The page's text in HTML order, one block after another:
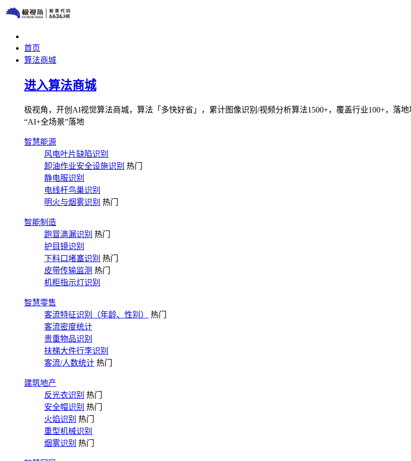
首页
算法商城
进入算法商城
极视角，开创AI视觉算法商城，算法「多快好省」，累计图像识别/视频分析算法1500+，覆盖行业100+，落
“AI+全场景”落地
智慧能源
风电叶片缺陷识别
卸油作业安全设施识别 热门
静电服识别
电线杆鸟巢识别
明火与烟雾识别 热门
智能制造
跑冒滴漏识别 热门
护目镜识别
下料口堵塞识别 热门
皮带传输监测 热门
机柜指示灯识别
智慧零售
客流特征识别（年龄、性别）
热门
客流密度统计
贵重物品识别
扶梯大件行李识别
客流/人数统计 热门
建筑地产
反光衣识别 热门
安全帽识别 热门
火焰识别 热门
重型机械识别
烟雾识别 热门